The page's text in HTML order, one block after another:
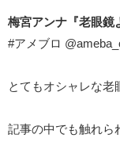
梅宮アンナ『老眼鏡
#アメブロ
とてもオシャレな老
記事の中でも触れら